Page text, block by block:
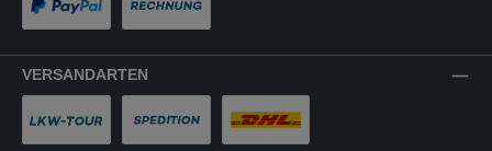
VERSANDARTEN